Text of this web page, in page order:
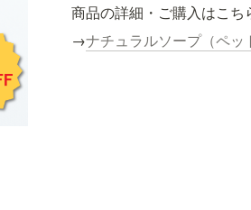
商品の詳細・ご購入はこち
→ナチュラルソープ（ペッ